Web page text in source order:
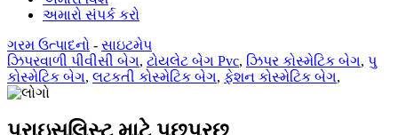
અમારો સંપર્ક કરો
ગરમ ઉત્પાદનો - સાઇટમેપ
ઝિપરવાળી પીવીસી બેગ, ટોયલેટ બેગ Pvc, ઝિપર કોસ્મેટિક બેગ, પુ
કોસ્મેટિક બેગ, લટકતી કોસ્મેટિક બેગ, ફેશન કોસ્મેટિક બેગ,